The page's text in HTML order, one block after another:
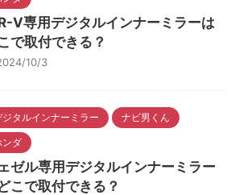
V専用デジタルインナーミラーは
で取付できる？
10/3
ジタルインナーミラー ナビ男くん
ンダ
ゼル専用デジタルインナーミラー
こで取付できる？